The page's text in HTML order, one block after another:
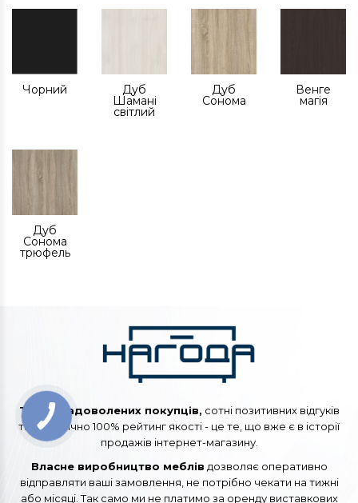
Чорний Дуб
Шамані
світлий
Дуб
Сонома
Венге
магія
Дуб
Сонома
трюфель
Тисячі задоволених покупців, сотні позитивних відгуків
та практично 100% рейтинг якості - це те, що вже є в історії
продажів інтернет-магазину.
Власне виробництво меблів дозволяє оперативно
відправляти ваші замовлення, не потрібно чекати на тижні
або місяці. Так само ми не платимо за оренду виставкових